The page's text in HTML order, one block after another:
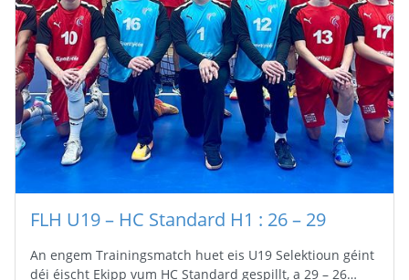
FLH U19 – HC Standard H1 : 26 – 29
An engem Trainingsmatch huet eis U19 Selektioun géint
déi éischt Ekipp vum HC Standard gespillt, a 29 – 26…